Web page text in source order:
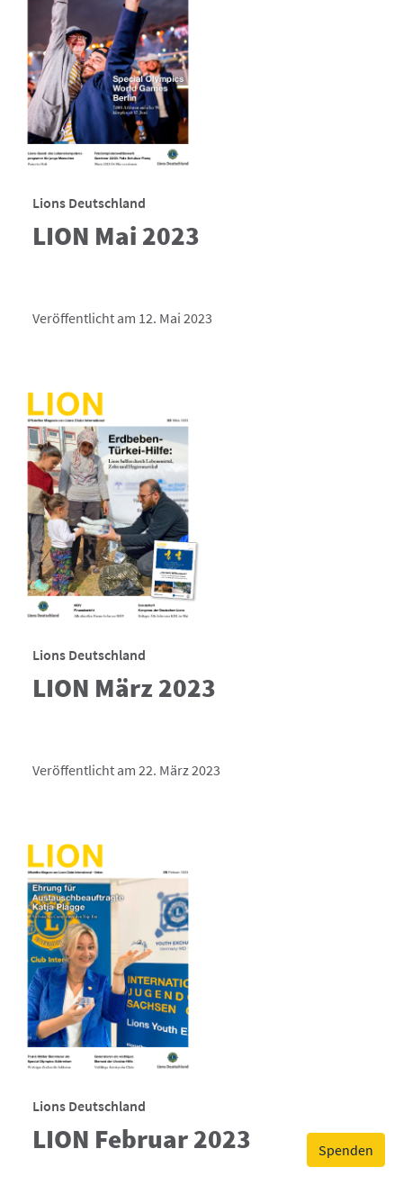
Spenden
Lions Deutschland
LION Mai 2023
Veröffentlicht am 12. Mai 2023
Lions Deutschland
LION März 2023
Veröffentlicht am 22. März 2023
Lions Deutschland
LION Februar 2023